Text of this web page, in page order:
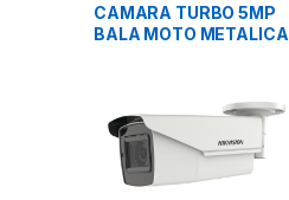
CAMARA TURBO 5MP
BALA MOTO METALICA